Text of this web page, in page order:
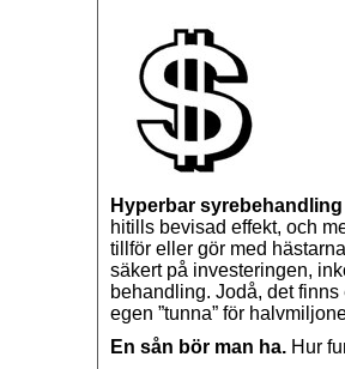
Hyperbar syrebehandling
hitills bevisad effekt, och
tillför eller gör med
säkert på investeringen,
behandling. Jodå, det
egen ”tunna” för
En sån bör man ha. Hur